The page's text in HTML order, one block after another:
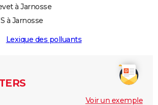
à Jarnosse
à Jarnosse
Lexique des polluants
Voir un exemple